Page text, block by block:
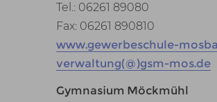
Tel.: 06261 89080
Fax: 06261 890810
www.gewerbeschule-
verwaltung(@)gsm-mos.de
Gymnasium Möckmühl